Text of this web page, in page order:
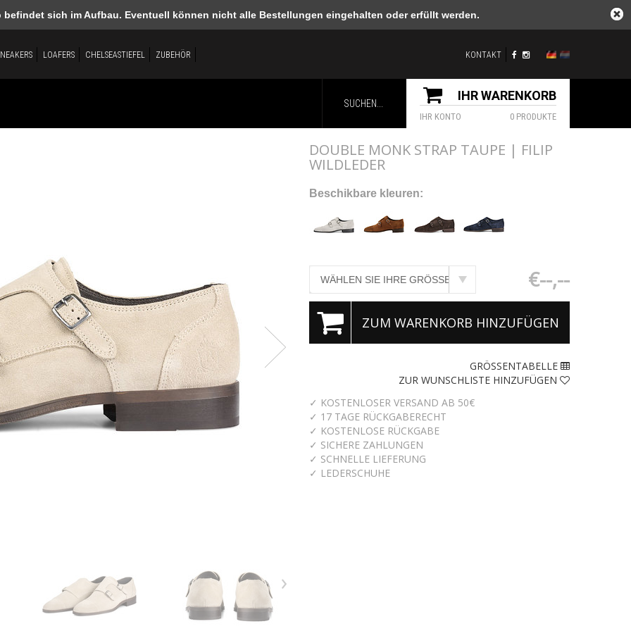
LOAFERS CHELSEASTIEFEL ZUBEHÖR KONTAKT
IHR WARENKORB
IHR KONTO 0 PRODUKTE
›
DOUBLE MONK STRAP TAUPE | FILIP
WILDLEDER
Beschikbare kleuren:
€--,--
ZUM WARENKORB HINZUFÜGEN
GRÖSSENTABELLE
ZUR WUNSCHLISTE HINZUFÜGEN
✓ KOSTENLOSER VERSAND AB 50€
✓ 17 TAGE RÜCKGABERECHT
✓ KOSTENLOSE RÜCKGABE
✓ SICHERE ZAHLUNGEN
✓ SCHNELLE LIEFERUNG
✓ LEDERSCHUHE
sich im Aufbau. Eventuell können nicht alle Bestellungen eingehalten oder erfüllt werden.